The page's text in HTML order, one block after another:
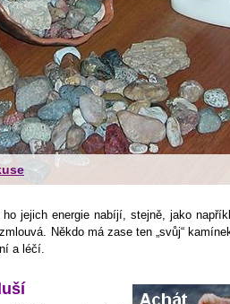
jejich energie nabíjí, stejně, jako
Někdo má zase ten „svůj“
a léčí.